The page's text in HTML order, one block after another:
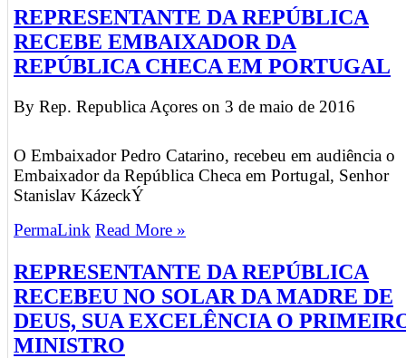
REPRESENTANTE DA REPÚBLICA
RECEBE EMBAIXADOR DA
REPÚBLICA CHECA EM PORTUGAL
By Rep. Republica Açores on 3 de maio de 2016
O Embaixador Pedro Catarino, recebeu em audiência o
Embaixador da República Checa em Portugal, Senhor
Stanislav KázeckÝ
PermaLink Read More »
REPRESENTANTE DA REPÚBLICA
RECEBEU NO SOLAR DA MADRE DE
DEUS, SUA EXCELÊNCIA O
MINISTRO